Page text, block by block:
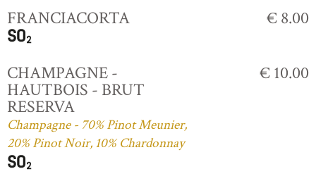
FRANCIACORTA € 8.00
CHAMPAGNE -
HAUTBOIS - BRUT
RESERVA
Champagne - 70% Pinot Meunier,
20% Pinot Noir, 10% Chardonnay
€ 10.00